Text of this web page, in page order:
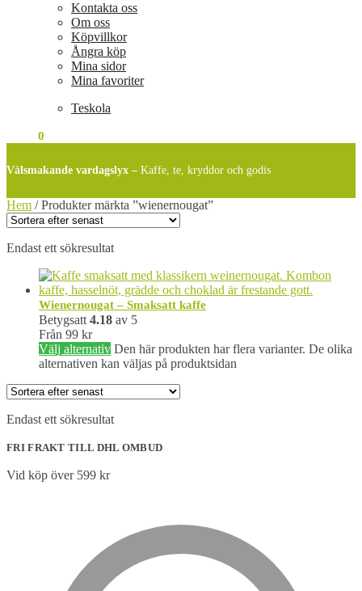
Kontakta oss
Om oss
Köpvillkor
Ångra köp
Mina sidor
Mina favoriter
Teskola
0
Välsmakande vardagslyx – Kaffe, te, kryddor och godis
Hem /Produkter märkta ”wienernougat”
Endast ett sökresultat
Wienernougat – Smaksatt kaffe
Betygsatt 4.18 av 5
Från 99 kr
Välj alternativ Den här produkten har flera varianter. De olika
alternativen kan väljas på produktsidan
Endast ett sökresultat
FRI FRAKT TILL DHL OMBUD
Vid köp över 599 kr